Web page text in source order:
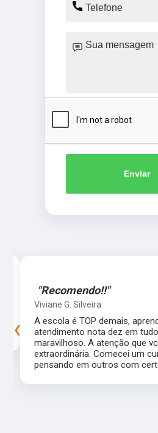
Enviar
"Recomendo!!"
Viviane G. Silveira
A escola é TOP demais,
atendimento nota dez em
maravilhoso. A atenção que
extraordinária. Comecei um
pensando em outros com
‹